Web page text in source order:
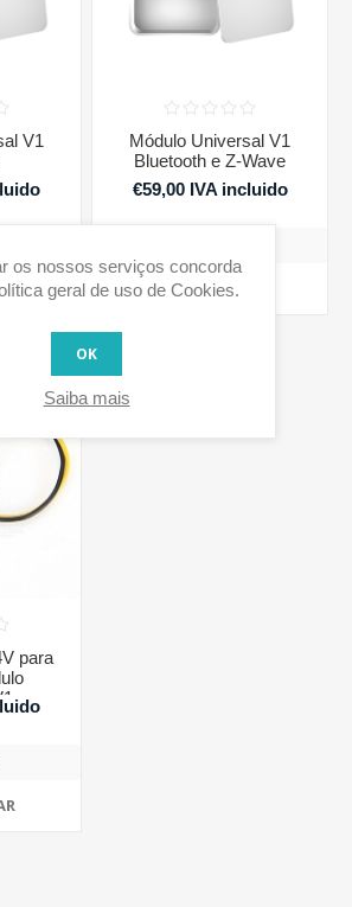
V1
Módulo Universal V1
Bluetooth e Z-Wave
€59,00 IVA incluido
COMPRAR
para
os nossos serviços concorda
geral de uso de Cookies.
OK
Saiba mais